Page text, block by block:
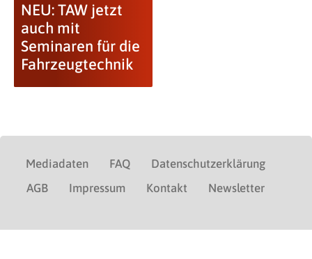
NEU: TAW jetzt
auch mit
Seminaren für die
Fahrzeugtechnik
Mediadaten FAQ
Datenschutzerklärung
AGB
Impressum Kontakt Newsletter